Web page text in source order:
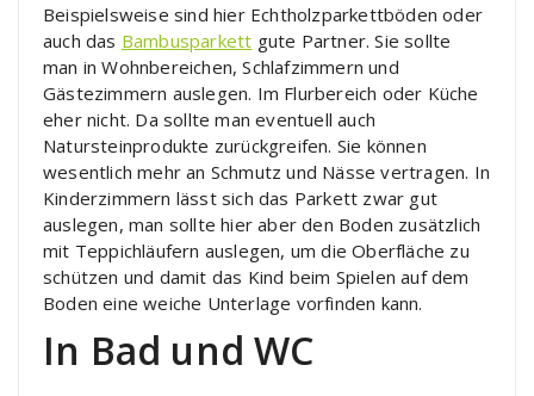
Beispielsweise sind hier Echtholzparkettböden oder
auch das Bambusparkett gute Partner. Sie sollte
man in Wohnbereichen, Schlafzimmern und
Gästezimmern auslegen. Im Flurbereich oder Küche
eher nicht. Da sollte man eventuell auch
Natursteinprodukte zurückgreifen. Sie können
wesentlich mehr an Schmutz und Nässe vertragen. In
Kinderzimmern lässt sich das Parkett zwar gut
auslegen, man sollte hier aber den Boden zusätzlich
mit Teppichläufern auslegen, um die Oberfläche zu
schützen und damit das Kind beim Spielen auf dem
Boden eine weiche Unterlage vorfinden kann.
In Bad und WC